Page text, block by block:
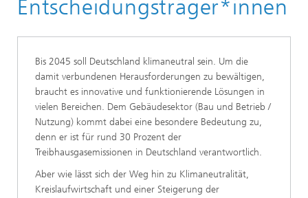
Entscheidungsträger*innen
Bis 2045 soll Deutschland klimaneutral sein. Um die
damit verbundenen Herausforderungen zu bewältigen,
braucht es innovative und funktionierende Lösungen in
vielen Bereichen. Dem Gebäudesektor (Bau und Betrieb /
Nutzung) kommt dabei eine besondere Bedeutung zu,
denn er ist für rund 30 Prozent der
Treibhausgasemissionen in Deutschland verantwortlich.
Aber wie lässt sich der Weg hin zu Klimaneutralität,
Kreislaufwirtschaft und einer Steigerung der